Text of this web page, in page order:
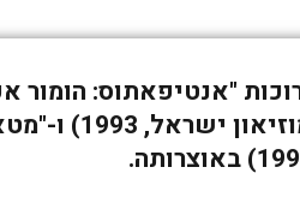
"אנטיפאתוס: הומור